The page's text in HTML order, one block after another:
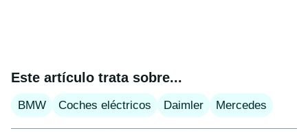
Este artículo trata sobre...
BMW Coches eléctricos Daimler Mercedes